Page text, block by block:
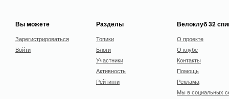
Вы можете
Зарегистрироваться
Войти
Разделы
Топики
Блоги
Участники
Активность
Рейтинги
Велоклуб 32
О проекте
О клубе
Контакты
Помощь
Реклама
Мы в социальных